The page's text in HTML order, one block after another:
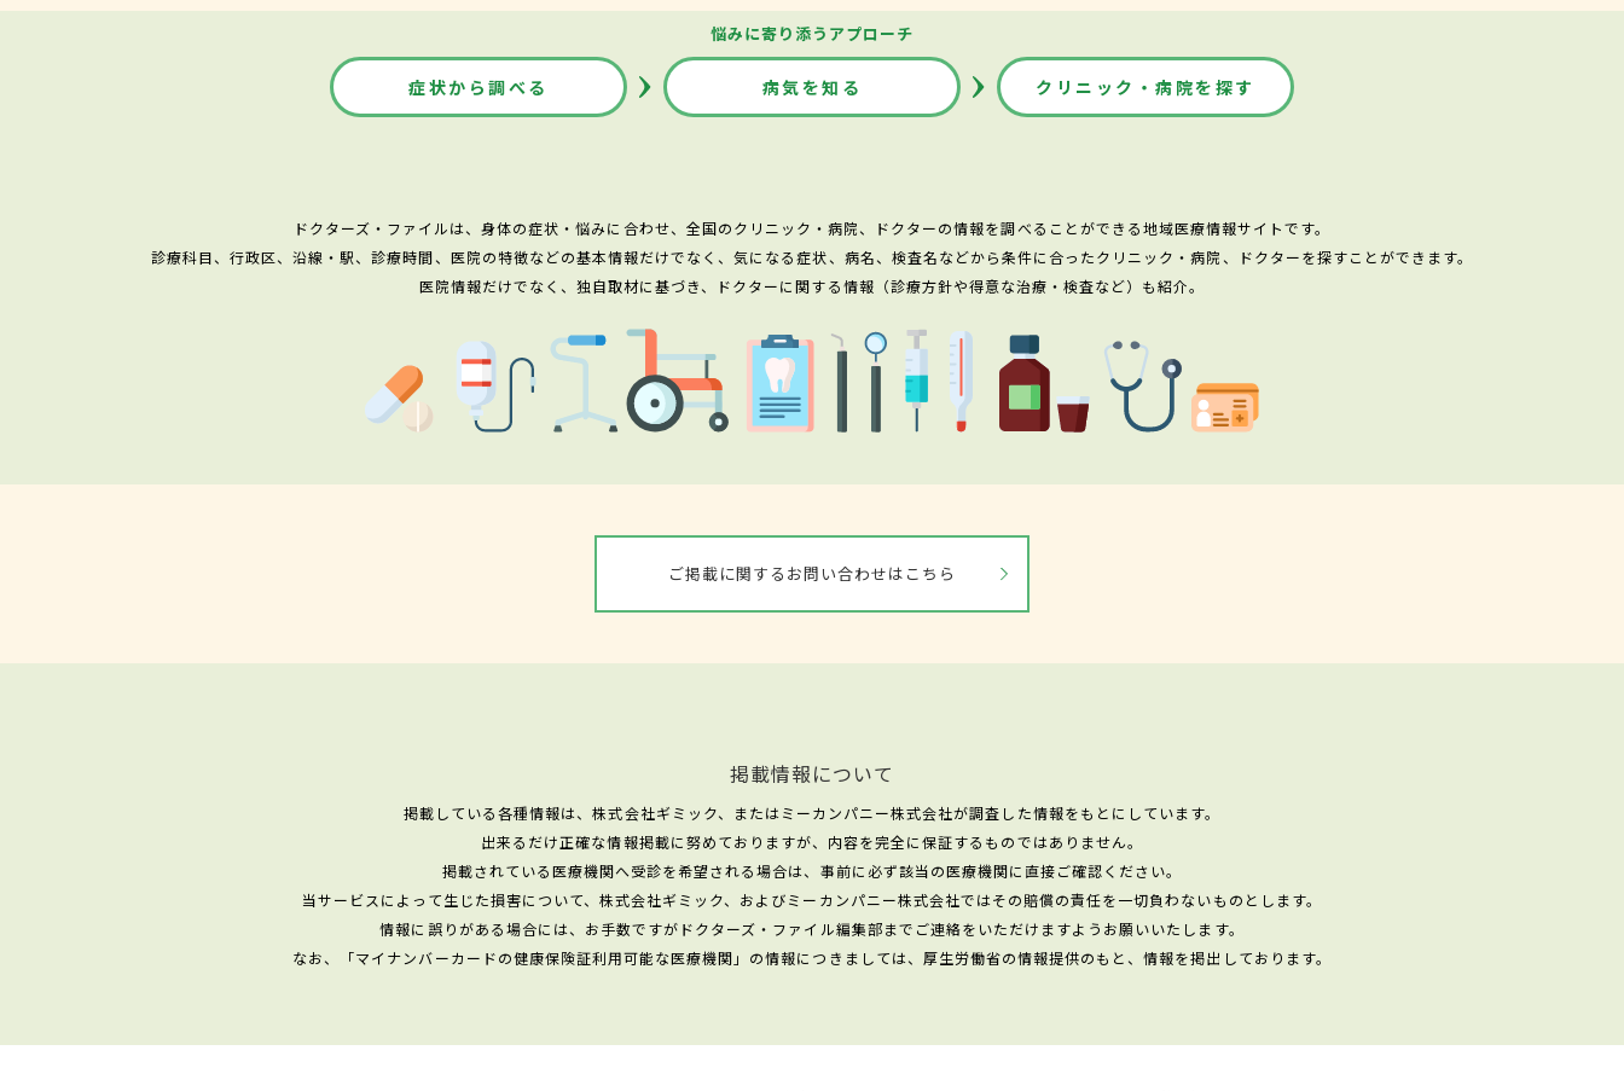
悩みに寄り添うアプローチ
症状から調べる 病気を知る クリニック・病院を探す
ドクターズ・ファイルは、身体の症状・悩みに合わせ、全国のクリニック・病院、ドクターの情報を調べることができる地域医療情報サイトです。
診療科目、行政区、沿線・駅、診療時間、医院の特徴などの基本情報だけでなく、気になる症状、病名、検査名などから条件に合ったクリニック・病院、ドクターを探すことができます。
医院情報だけでなく、独自取材に基づき、ドクターに関する情報（診療方針や得意な治療・検査など）も紹介。
ご掲載に関するお問い合わせはこちら
掲載情報について
掲載している各種情報は、株式会社ギミック、またはミーカンパニー株式会社が調査した情報をもとにしています。
出来るだけ正確な情報掲載に努めておりますが、内容を完全に保証するものではありません。
掲載されている医療機関へ受診を希望される場合は、事前に必ず該当の医療機関に直接ご確認ください。
当サービスによって生じた損害について、株式会社ギミック、およびミーカンパニー株式会社ではその賠償の責任を一切負わないものとします。
情報に誤りがある場合には、お手数ですがドクターズ・ファイル編集部までご連絡をいただけますようお願いいたします。
なお、「マイナンバーカードの健康保険証利用可能な医療機関」の情報につきましては、厚生労働省の情報提供のもと、情報を掲出しております。